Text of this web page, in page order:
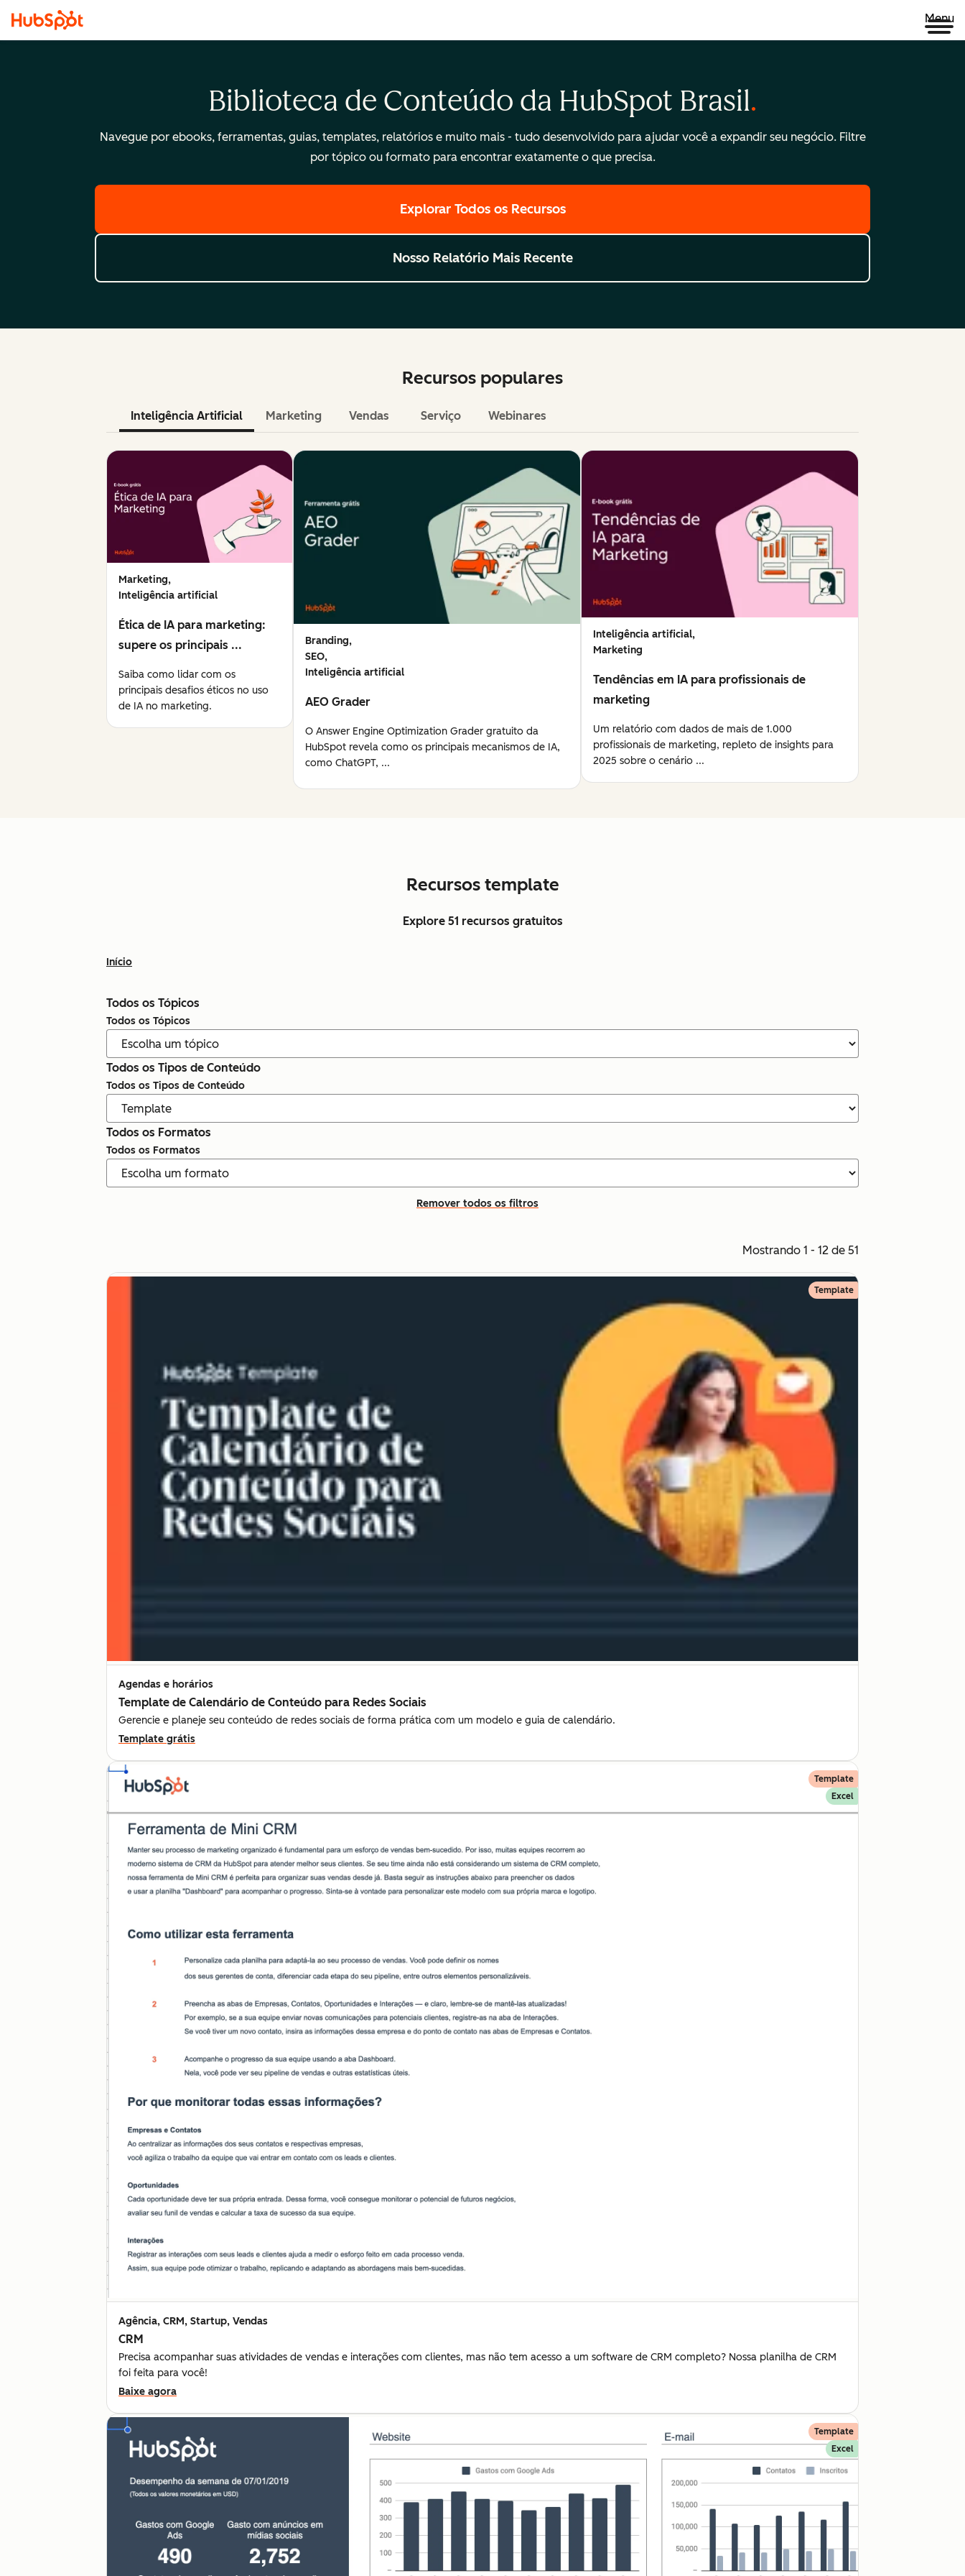
Menu
Biblioteca de Conteúdo da HubSpot Brasil
Navegue por ebooks, ferramentas, guias, templates, relatórios e muito mais - tudo desenvolvido para ajudar você a expandir seu negócio. Filtre
por tópico ou formato para encontrar exatamente o que precisa.
Explorar Todos os Recursos
Nosso Relatório Mais Recente
Recursos populares
Inteligência Artificial Marketing Vendas Serviço Webinares
Marketing,
Inteligência artificial
Ética de IA para marketing:
supere os principais ...
Saiba como lidar com os
principais desafios éticos no uso
de IA no marketing.
Branding,
SEO,
Inteligência artificial
AEO Grader
O Answer Engine Optimization Grader gratuito da
HubSpot revela como os principais mecanismos de IA,
como ChatGPT, ...
Inteligência artificial,
Marketing
Tendências em IA para profissionais de
marketing
Um relatório com dados de mais de 1.000
profissionais de marketing, repleto de insights para
2025 sobre o cenário ...
Recursos template
Explore 51 recursos gratuitos
Início
Todos os Tópicos
Todos os Tópicos
Todos os Tipos de Conteúdo
Todos os Tipos de Conteúdo
Todos os Formatos
Todos os Formatos
Remover todos os filtros
Mostrando 1 - 12 de 51
Template
Agendas e horários
Template de Calendário de Conteúdo para Redes Sociais
Gerencie e planeje seu conteúdo de redes sociais de forma prática com um modelo e guia de calendário.
Template grátis
Template
Excel
Agência, CRM, Startup, Vendas
CRM
Precisa acompanhar suas atividades de vendas e interações com clientes, mas não tem acesso a um software de CRM completo? Nossa planilha de CRM
foi feita para você!
Baixe agora
Template
Excel